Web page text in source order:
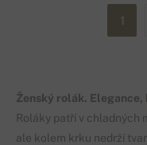
Ženský rolák.
Roláky patří v chladných
ale kolem krku nedrží